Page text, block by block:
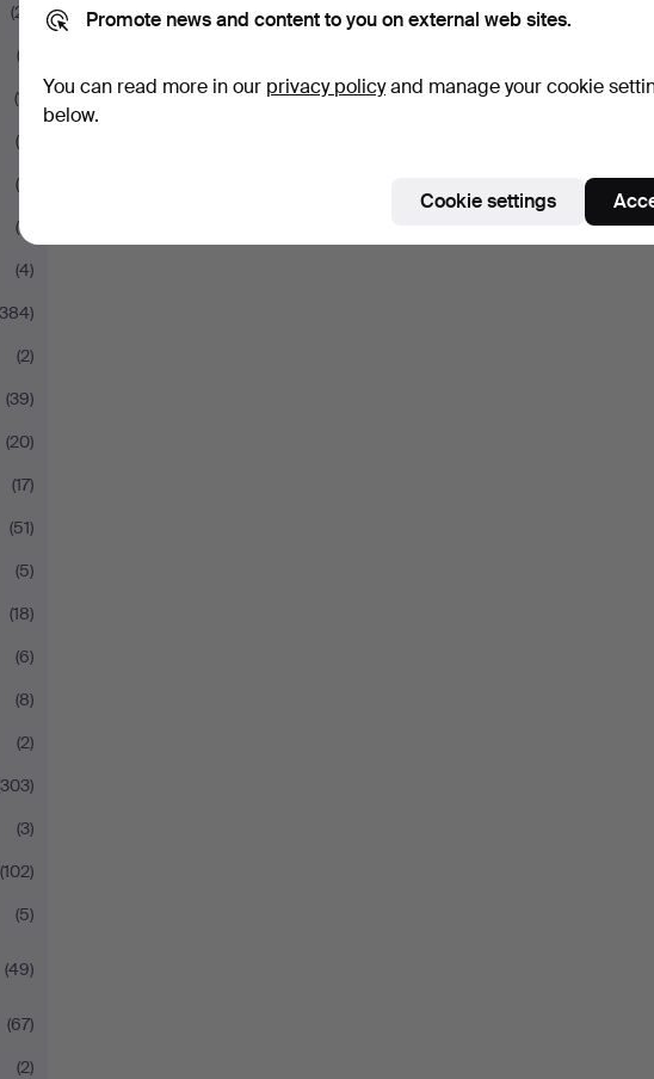
(21)
(2)
(11)
(5)
(8)
(9)
(4)
(2)
(39)
(20)
(17)
(51)
(5)
(18)
(6)
(8)
(2)
(3)
(102)
(5)
(49)
(67)
(2)
Promote news and content to you on external web sites.
You can read more in our privacy policyand manage your cookie
below.
Cookie settings